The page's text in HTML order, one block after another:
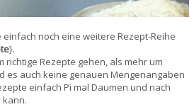
einfach noch eine weitere Rezept-Reihe
}.
richtige Rezepte gehen, als mehr um
es auch keine genauen Mengenangaben
einfach Pi mal Daumen und nach
kann.